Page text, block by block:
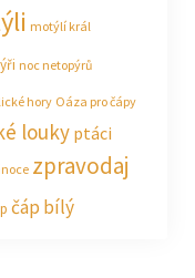
motýlí král
noc netopýrů
hory Oáza pro čápy
louky ptáci
zpravodaj
čáp bílý